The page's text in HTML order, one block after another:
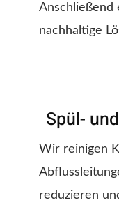
Anschließend
nachhaltige
Spül-
Wir reinigen
reduzieren